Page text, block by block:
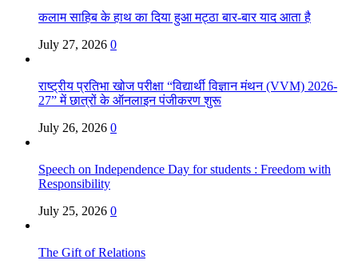
कलाम साहिब के हाथ का दिया हुआ मट्ठा बार-बार याद आता है
July 27, 2026 0
राष्ट्रीय प्रतिभा खोज परीक्षा “विद्यार्थी विज्ञान मंथन (VVM) 2026-
27” में छात्रों के ऑनलाइन पंजीकरण शुरू
July 26, 2026 0
Speech on Independence Day for students : Freedom with
Responsibility
July 25, 2026 0
The Gift of Relations